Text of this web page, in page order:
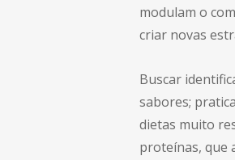
modulam o
criar novas
Buscar
sabores;
dietas muito
proteínas, que